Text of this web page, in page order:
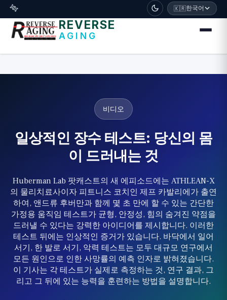
דלג לתוכן הראשי
🧬 🇰🇷한국어
REVERSE
AGING
비디오
일상적인 장수 테스트: 당신의 몸
이 드러내는 것
Huberman Lab 팟캐스트의 새 에피소드에는 ATHLEAN-X
의 물리치료사이자 피트니스 코치인 제프 카발리에가 출연
하여, 앤드류 후버만과 함께 몇 초 만에 할 수 있는 간단한
가정용 움직임 테스트가 균형, 안정성, 힘의 숨겨진 약점을
드러낼 수 있다는 강력한 아이디어를 제시합니다. 이러한
테스트 뒤에는 인상적인 증거가 있습니다. 바닥에서 일어
서기, 한 발로 서기, 악력 테스트는 모두 대규모 연구에서
모든 원인으로 인한 사망률의 예측 인자로 밝혀졌습니다.
이 기사는 각 테스트가 실제로 측정하는 것, 연구 결과, 그
리고 그 뒤에 있는 능력을 훈련하는 방법을 설명합니다.